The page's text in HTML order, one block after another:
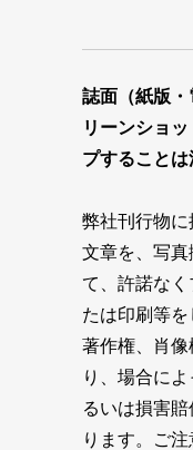
誌面（紙版
リーンショ
プすることは
弊社刊行物
文章を、写
て、許諾なく
たは印刷等
著作権、肖
り、場合に
るいは損害
ります。ご注